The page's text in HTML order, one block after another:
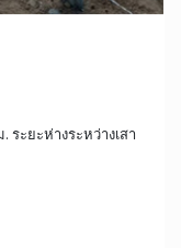
ระยะห่างระหว่างเสา